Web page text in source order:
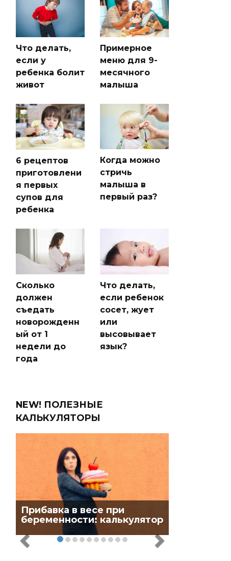
Что делать,
если у
ребенка болит
живот
Примерное
меню для 9-
месячного
малыша
6 рецептов
приготовлени
я первых
супов для
ребенка
Когда можно
стричь
малыша в
первый раз?
Сколько
должен
съедать
новорожденн
ый от 1
недели до
года
Что делать,
если ребенок
сосет, жует
или
высовывает
язык?
NEW! ПОЛЕЗНЫЕ
КАЛЬКУЛЯТОРЫ
Прибавка в весе при
беременности: калькулятор